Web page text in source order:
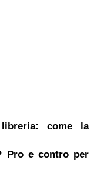
come la
Pro e contro per